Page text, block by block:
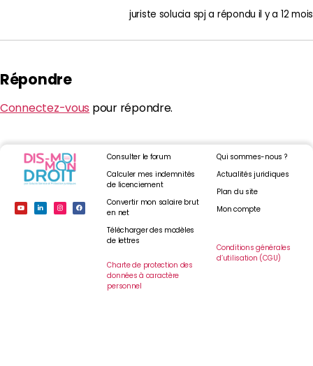
juriste solucia spj a répondu il y a 12 mois
Répondre
Connectez-vous pour répondre.
Consulter le forum
Calculer mes indemnités
de licenciement
Convertir mon salaire brut
en net
Télécharger des modèles
de lettres
Charte de protection des
données à caractère
personnel
Qui sommes-nous ?
Actualités juridiques
Plan du site
Mon compte
Conditions générales
d’utilisation (CGU)